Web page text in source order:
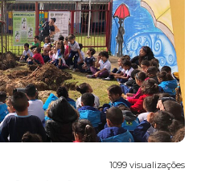
1099 visualizações